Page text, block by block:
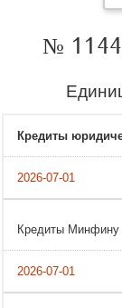
№
Кредиты
Кредиты Минфину